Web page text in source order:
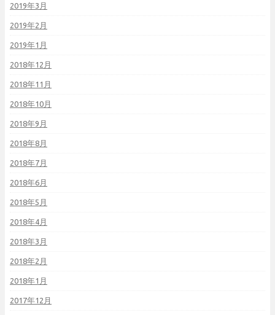
2019年3月
2019年2月
2019年1月
2018年12月
2018年11月
2018年10月
2018年9月
2018年8月
2018年7月
2018年6月
2018年5月
2018年4月
2018年3月
2018年2月
2018年1月
2017年12月